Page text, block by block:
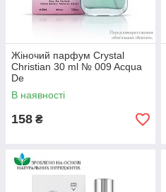
Жіночий парфум Crystal
Christian 30 ml № 009 Acqua
De
В наявності
158 ₴